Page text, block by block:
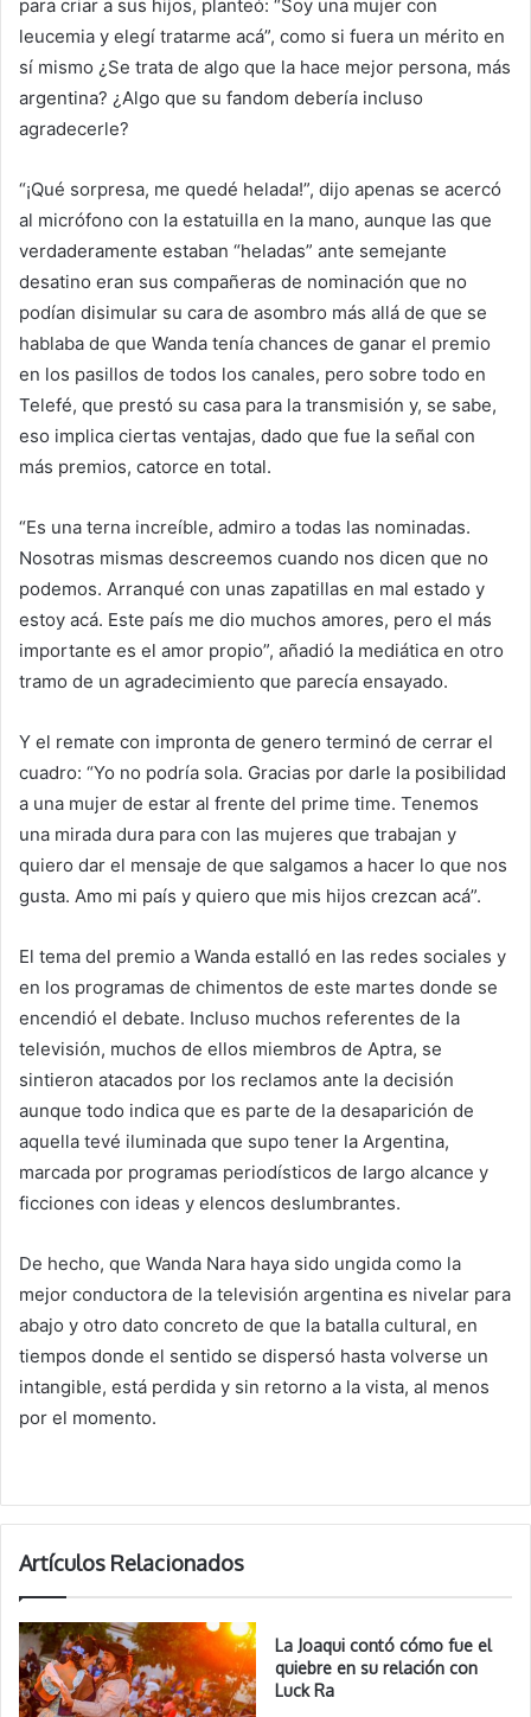
para criar a sus hijos, planteó: “Soy una mujer con
leucemia y elegí tratarme acá”, como si fuera un mérito en
sí mismo ¿Se trata de algo que la hace mejor persona, más
argentina? ¿Algo que su fandom debería incluso
agradecerle?
“¡Qué sorpresa, me quedé helada!”, dijo apenas se acercó
al micrófono con la estatuilla en la mano, aunque las que
verdaderamente estaban “heladas” ante semejante
desatino eran sus compañeras de nominación que no
podían disimular su cara de asombro más allá de que se
hablaba de que Wanda tenía chances de ganar el premio
en los pasillos de todos los canales, pero sobre todo en
Telefé, que prestó su casa para la transmisión y, se sabe,
eso implica ciertas ventajas, dado que fue la señal con
más premios, catorce en total.
“Es una terna increíble, admiro a todas las nominadas.
Nosotras mismas descreemos cuando nos dicen que no
podemos. Arranqué con unas zapatillas en mal estado y
estoy acá. Este país me dio muchos amores, pero el más
importante es el amor propio”, añadió la mediática en otro
tramo de un agradecimiento que parecía ensayado.
Y el remate con impronta de genero terminó de cerrar el
cuadro: “Yo no podría sola. Gracias por darle la posibilidad
a una mujer de estar al frente del prime time. Tenemos
una mirada dura para con las mujeres que trabajan y
quiero dar el mensaje de que salgamos a hacer lo que nos
gusta. Amo mi país y quiero que mis hijos crezcan acá”.
El tema del premio a Wanda estalló en las redes sociales y
en los programas de chimentos de este martes donde se
encendió el debate. Incluso muchos referentes de la
televisión, muchos de ellos miembros de Aptra, se
sintieron atacados por los reclamos ante la decisión
aunque todo indica que es parte de la desaparición de
aquella tevé iluminada que supo tener la Argentina,
marcada por programas periodísticos de largo alcance y
ficciones con ideas y elencos deslumbrantes.
De hecho, que Wanda Nara haya sido ungida como la
mejor conductora de la televisión argentina es nivelar para
abajo y otro dato concreto de que la batalla cultural, en
tiempos donde el sentido se dispersó hasta volverse un
intangible, está perdida y sin retorno a la vista, al menos
por el momento.
Artículos Relacionados
La Joaqui contó cómo fue el
quiebre en su relación con
Luck Ra